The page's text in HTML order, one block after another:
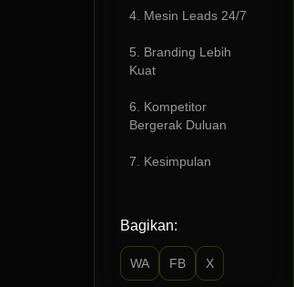
4. Mesin Leads 24/7
5. Branding Lebih
Kuat
6. Kompetitor
Bergerak Duluan
7. Kesimpulan
Bagikan:
WA FB X